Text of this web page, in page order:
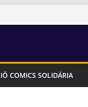
COMICS SOLIDÁRIA